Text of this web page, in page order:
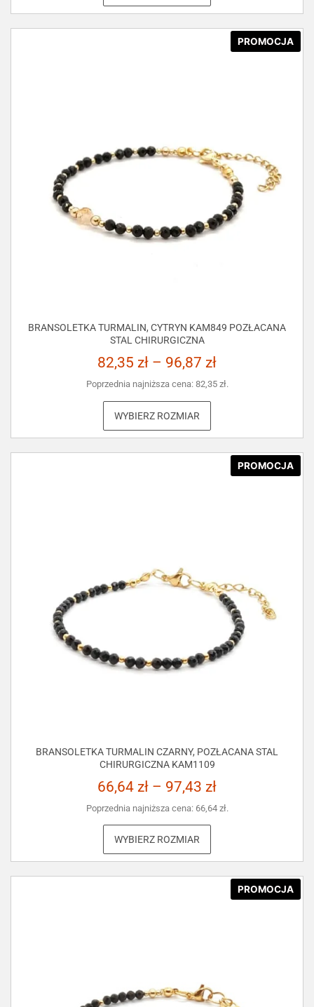
PROMOCJA
BRANSOLETKA TURMALIN, CYTRYN KAM849 POZŁACANA
STAL CHIRURGICZNA
82,35 zł – 96,87 zł
Poprzednia najniższa cena: 82,35 zł.
WYBIERZ ROZMIAR
PROMOCJA
BRANSOLETKA TURMALIN CZARNY, POZŁACANA STAL
CHIRURGICZNA KAM1109
66,64 zł – 97,43 zł
Poprzednia najniższa cena: 66,64 zł.
WYBIERZ ROZMIAR
PROMOCJA